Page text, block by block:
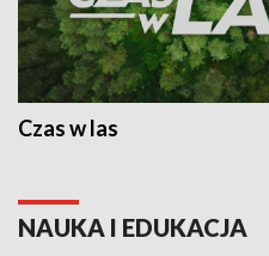
Czas w las
NAUKA I EDUKACJA